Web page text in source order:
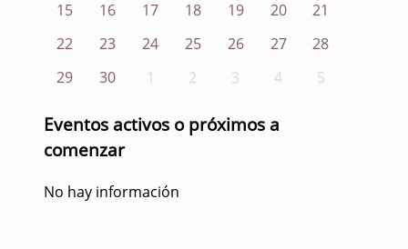
15
16 17 18 19 20
21
22
23 24 25 26 27
28
29
30 1 2 3 4 5
Eventos activos o próximos a
comenzar
No hay información